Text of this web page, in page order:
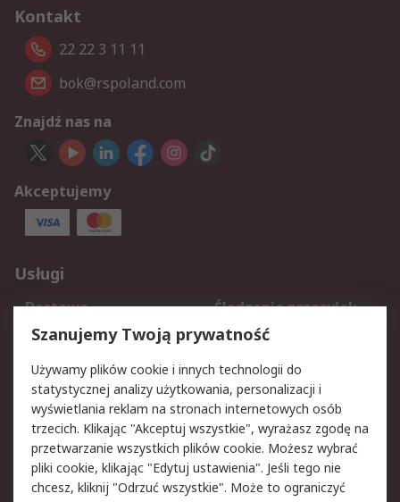
Kontakt
22 22 3 11 11
bok@rspoland.com
Znajdź nas na
Akceptujemy
Usługi
Dostawa
Śledzenie przesyłek
Reklamacje i zwroty
Rejestracja
Aspekty prawne
Bezpieczeństwo e-
maila
Polityka dotycząca
plików cookie
Polityka prywatności
Użytkowanie witryny
Szanujemy Twoją prywatność
Używamy plików cookie i innych technologii do
statystycznej analizy użytkowania, personalizacji i
wyświetlania reklam na stronach internetowych osób
trzecich. Klikając "Akceptuj wszystkie", wyrażasz zgodę na
przetwarzanie wszystkich plików cookie. Możesz wybrać
pliki cookie, klikając "Edytuj ustawienia". Jeśli tego nie
chcesz, kliknij "Odrzuć wszystkie". Może to ograniczyć